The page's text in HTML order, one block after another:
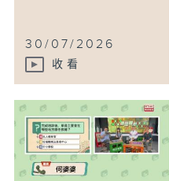
30/07/2026
收看